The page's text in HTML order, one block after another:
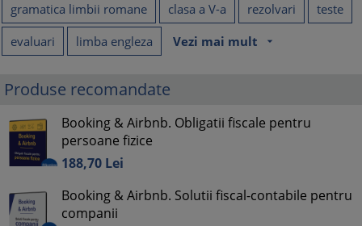
gramatica limbii romane
clasa a V-a rezolvari
teste
evaluari
limba engleza Vezi mai mult arrow_drop_down
Produse recomandate
Booking & Airbnb. Obligatii fiscale pentru
persoane fizice
188,70 Lei
Booking & Airbnb. Solutii fiscal-contabile pentru
companii